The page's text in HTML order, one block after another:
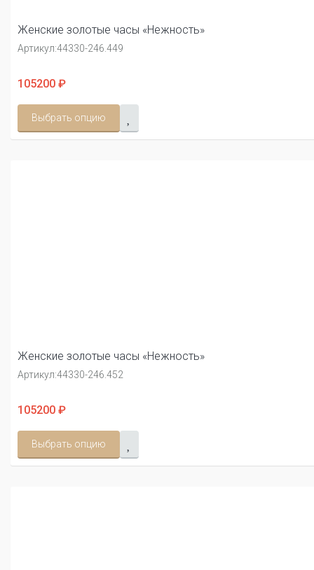
Женские золотые часы «Нежность»
Артикул:44330-246.449
105200 ₽
Выбрать опцию
Женские золотые часы «Нежность»
Артикул:44330-246.452
105200 ₽
Выбрать опцию